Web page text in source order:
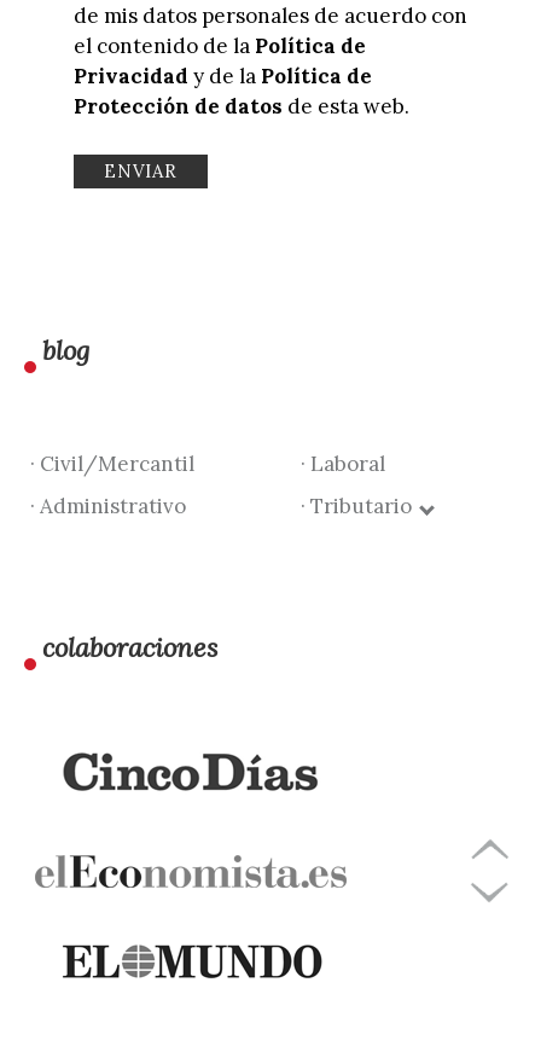
de mis datos personales de acuerdo con
el contenido de la Política de
Privacidad y de la Política de
Protección de datos de esta web.
blog
· Civil/Mercantil
· Laboral
· Administrativo
· Tributario
colaboraciones